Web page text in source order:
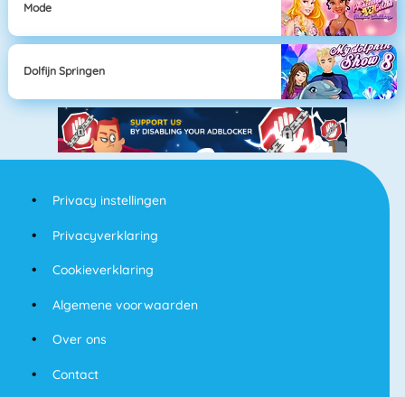
Mode
Dolfijn Springen
Privacy instellingen
Privacyverklaring
Cookieverklaring
Algemene voorwaarden
Over ons
Contact